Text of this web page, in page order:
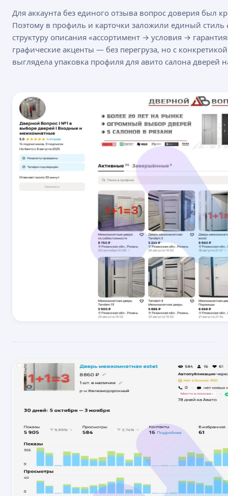
Для аккаунта без единого отзыва вопрос доверия был
Поэтому в профиль и карточки заложили единый
структуру описания «ассортимент → условия →
графические акценты — без перегруза, но с
выглядела упаковка профиля для авито салона дверей